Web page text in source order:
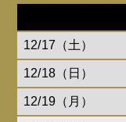
12/17（土）
12/18（日）
12/19（月）